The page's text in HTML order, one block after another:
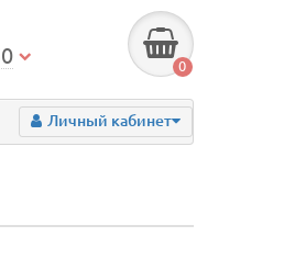
0
Личный кабинет